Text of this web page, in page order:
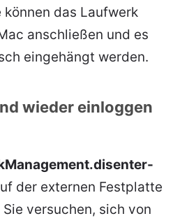
das Laufwerk
anschließen und es
eingehängt werden.
wieder einloggen
der externen Festplatte
versuchen, sich von